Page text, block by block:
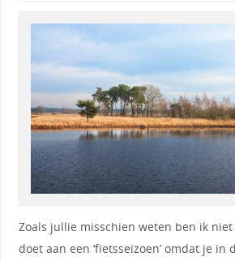
Zoals jullie misschien weten ben ik
doet aan een ‘fietsseizoen’ omdat je